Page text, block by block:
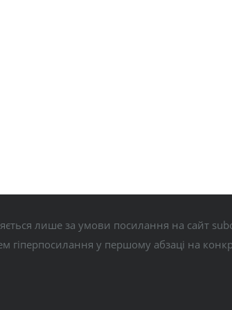
лише за умови посилання на сайт
гіперпосилання у першому абзаці на